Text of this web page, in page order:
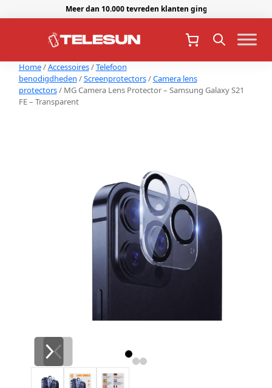
Meer dan 10.000 tevreden klanten gingen je voor.
Home/Accessoires/Telefoon
benodigdheden /Screenprotectors/Camera lens
protectors/ MG Camera Lens Protector – Samsung Galaxy S21
FE – Transparent